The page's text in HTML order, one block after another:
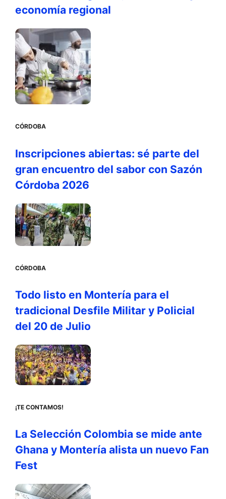
economía regional
CÓRDOBA
Inscripciones abiertas: sé parte del
gran encuentro del sabor con Sazón
Córdoba 2026
CÓRDOBA
Todo listo en Montería para el
tradicional Desfile Militar y Policial
del 20 de Julio
¡TE CONTAMOS!
La Selección Colombia se mide ante
Ghana y Montería alista un nuevo Fan
Fest